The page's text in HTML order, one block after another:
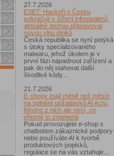
27.7.2026
ESET: Hackeři v Česku
pokračují v šíření infostealerů,
aktuálně mohou připravovat
novou vlnu útoků
Česká republika se nyní potýká
s útoky specializovaného
malwaru, jehož úkolem je v
první fázi napadnout zařízení a
pak do něj stahovat další
škodlivé kódy...
21.7.2026
E-shopy mají méně než měsíc
na splnění požadavků AI Actu.
Mnoho z nich ale neví, co
přesně to znamená
Pokud provozujete e-shop s
chatbotem zákaznické podpory
nebo používáte AI k tvorbě
produktových popisků,
regulace se na vás vztahuje...